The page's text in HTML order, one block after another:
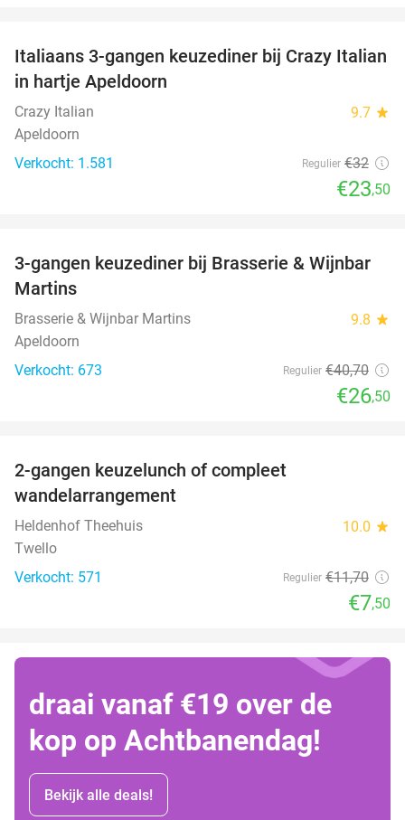
27%
Italiaans 3-gangen keuzediner bij Crazy Italian
in hartje Apeldoorn
Crazy Italian 9.7 star
Apeldoorn
Verkocht: 1.581
Regulier €32
€23,50
35%
3-gangen keuzediner bij Brasserie & Wijnbar
Martins
Brasserie & Wijnbar Martins 9.8 star
Apeldoorn
Verkocht: 673
Regulier €40,70
€26,50
2-gangen keuzelunch of compleet
wandelarrangement
Heldenhof Theehuis 10.0 star
Twello
Verkocht: 571
Regulier €11,70
€7,50
draai vanaf €19 over de
kop op Achtbanendag!
Bekijk alle deals!